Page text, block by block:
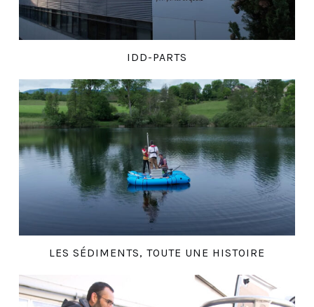
IDD-PARTS
LES SÉDIMENTS, TOUTE UNE HISTOIRE